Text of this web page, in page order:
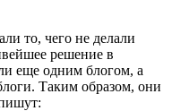
то, чего не делали
решение в
еще одним блогом, а
Таким образом, они